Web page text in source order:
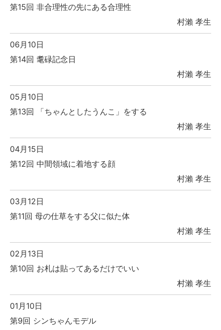
第15回 非合理性の先にある合理性
村瀨 孝生
06月10日
第14回 耄碌記念日
村瀨 孝生
05月10日
第13回 「ちゃんとしたうんこ」をする
村瀨 孝生
04月15日
第12回 中間領域に着地する顔
村瀨 孝生
03月12日
第11回 母の仕草をする父に似た体
村瀨 孝生
02月13日
第10回 お札は貼ってあるだけでいい
村瀨 孝生
01月10日
第9回 シンちゃんモデル